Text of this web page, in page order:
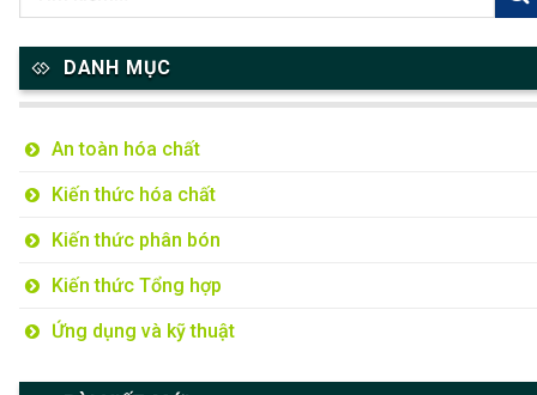
DANH MỤC
An toàn hóa chất
Kiến thức hóa chất
Kiến thức phân bón
Kiến thức Tổng hợp
Ứng dụng và kỹ thuật